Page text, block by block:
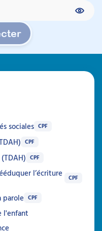
sociales CPF
CPF
CPF
l’écriture
CPF
parole CPF
l'enfant